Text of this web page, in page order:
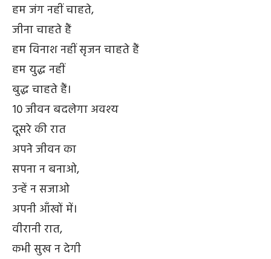
हम जंग नहीं चाहते,
जीना चाहते हैं
हम विनाश नहीं सृजन चाहते हैं
हम युद्ध नहीं
बुद्ध चाहते हैं।
10 जीवन बदलेगा अवश्य
दूसरे की रात
अपने जीवन का
सपना न बनाओ,
उन्हें न सजाओ
अपनी आँखों में।
वीरानी रात,
कभी सुख न देगी